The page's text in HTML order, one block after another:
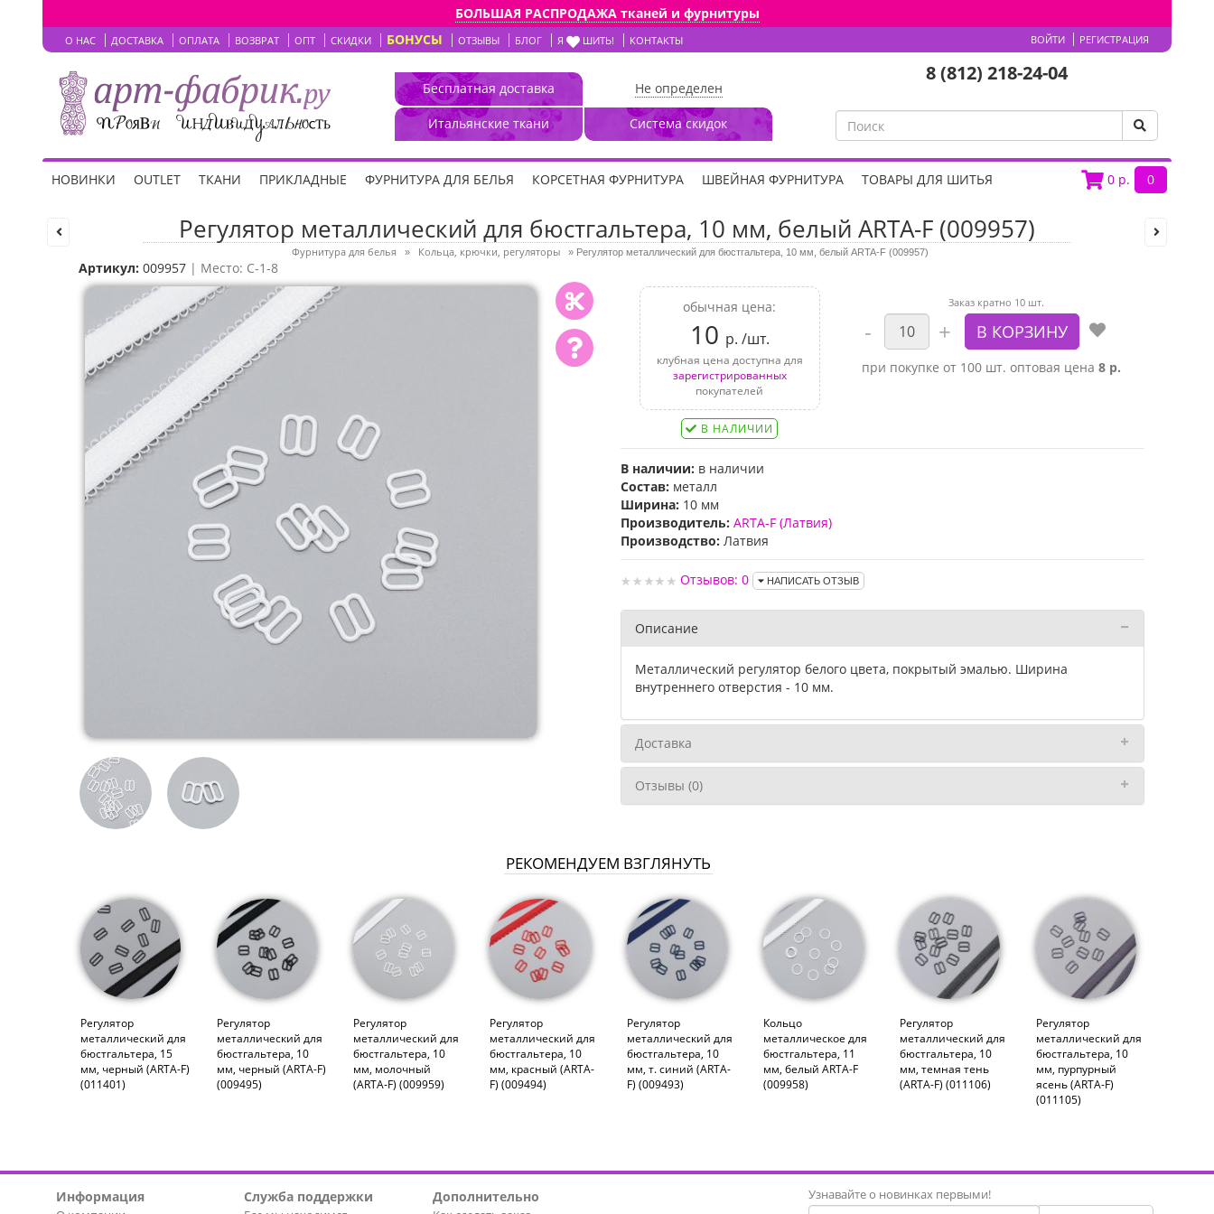
БОЛЬШАЯ РАСПРОДАЖА тканей и фурнитуры
О НАС ДОСТАВКА ОПЛАТА ВОЗВРАТ ОПТ СКИДКИ БОНУСЫ ОТЗЫВЫ БЛОГ Я ШИТЬ! КОНТАКТЫ ВОЙТИ РЕГИСТРАЦИЯ
Бесплатная доставка
Итальянские ткани
Не определен
Система скидок
8 (812) 218-24-04
0 р. 0
НОВИНКИ OUTLET ТКАНИ ПРИКЛАДНЫЕ ФУРНИТУРА ДЛЯ БЕЛЬЯ КОРСЕТНАЯ ФУРНИТУРА ШВЕЙНАЯ ФУРНИТУРА ТОВАРЫ ДЛЯ ШИТЬЯ
Регулятор металлический для бюстгальтера, 10 мм, белый ARTA-F (009957)
Фурнитура для белья » Кольца, крючки, регуляторы » Регулятор металлический для бюстгальтера, 10 мм, белый ARTA-F (009957)
Артикул: 009957 | Место: C-1-8
обычная цена:
10 р. /шт.
клубная цена доступна для
зарегистрированных
покупателей
В НАЛИЧИИ
Заказ кратно 10 шт.
при покупке от 100 шт. оптовая цена8 р.
В наличии: в наличии
Состав: металл
Ширина: 10 мм
Производитель: ARTA-F (Латвия)
Производство: Латвия
Отзывов: 0 НАПИСАТЬ ОТЗЫВ
Описание
Металлический регулятор белого цвета, покрытый эмалью. Ширина
внутреннего отверстия - 10 мм.
Доставка
Отзывы (0)
РЕКОМЕНДУЕМ ВЗГЛЯНУТЬ
Регулятор
металлический для
бюстгальтера, 15
мм, черный (ARTA-F)
(011401)
Регулятор
металлический для
бюстгальтера, 10
мм, черный (ARTA-F)
(009495)
Регулятор
металлический для
бюстгальтера, 10
мм, молочный
(ARTA-F) (009959)
Регулятор
металлический для
бюстгальтера, 10
мм, красный (ARTA-
F) (009494)
Регулятор
металлический для
бюстгальтера, 10
мм, т. синий (ARTA-
F) (009493)
Кольцо
металлическое для
бюстгальтера, 11
мм, белый ARTA-F
(009958)
Регулятор
металлический для
бюстгальтера, 10
мм, темная тень
(ARTA-F) (011106)
Регулятор
металлический для
бюстгальтера, 10
мм, пурпурный
ясень (ARTA-F)
(011105)
Информация Служба поддержки Дополнительно Узнавайте о новинках первыми!